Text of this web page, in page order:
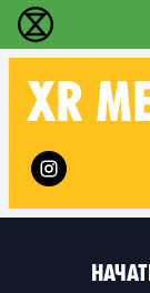
Extinction
XR
Follow XR